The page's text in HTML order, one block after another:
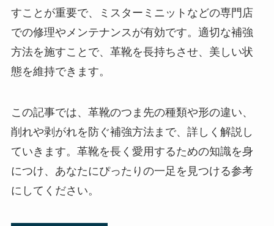
すことが重要で、ミスターミニットなどの専門店
での修理やメンテナンスが有効です。適切な補強
方法を施すことで、革靴を長持ちさせ、美しい状
態を維持できます。
この記事では、革靴のつま先の種類や形の違い、
削れや剥がれを防ぐ補強方法まで、詳しく解説し
ていきます。革靴を長く愛用するための知識を身
につけ、あなたにぴったりの一足を見つける参考
にしてください。